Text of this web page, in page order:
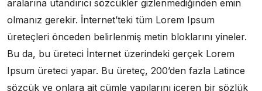
aralarına utandırıcı sözcükler gizlenmediğinden emin
olmanız gerekir. İnternet’teki tüm Lorem Ipsum
üreteçleri önceden belirlenmiş metin bloklarını yineler.
Bu da, bu üreteci İnternet üzerindeki gerçek Lorem
Ipsum üreteci yapar. Bu üreteç, 200’den fazla Latince
sözcük ve onlara ait cümle yapılarını içeren bir sözlük